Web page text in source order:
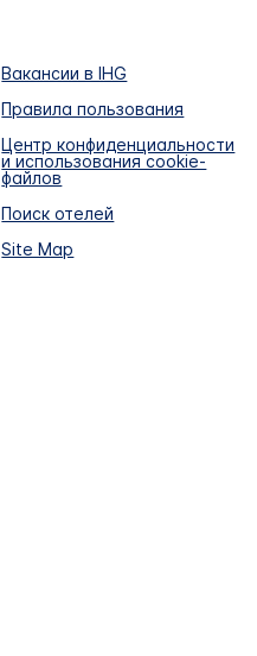
Вакансии в IHG
Правила пользования
Центр конфиденциальности
и использования cookie-
файлов
Поиск отелей
Site Map